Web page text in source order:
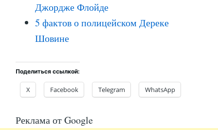
Джордже Флойде
5 фактов о полицейском Дереке
Шовине
Поделиться ссылкой:
X Facebook Telegram WhatsApp
Реклама от Google